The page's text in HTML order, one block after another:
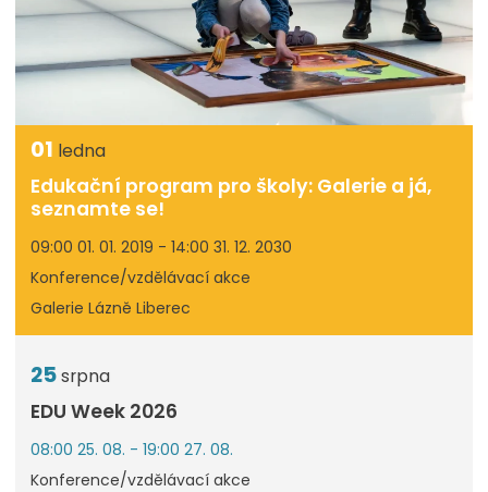
01 ledna
Edukační program pro školy: Galerie a já,
seznamte se!
09:00 01. 01. 2019 - 14:00 31. 12. 2030
Konference/vzdělávací akce
Galerie Lázně Liberec
25srpna
EDU Week 2026
08:00 25. 08. - 19:00 27. 08.
Konference/vzdělávací akce